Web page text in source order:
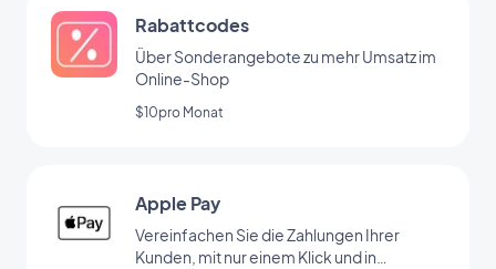
Rabattcodes
Über Sonderangebote zu mehr Umsatz im
Online-Shop
$10pro Monat
Apple Pay
Vereinfachen Sie die Zahlungen Ihrer
Kunden, mit nur einem Klick und in